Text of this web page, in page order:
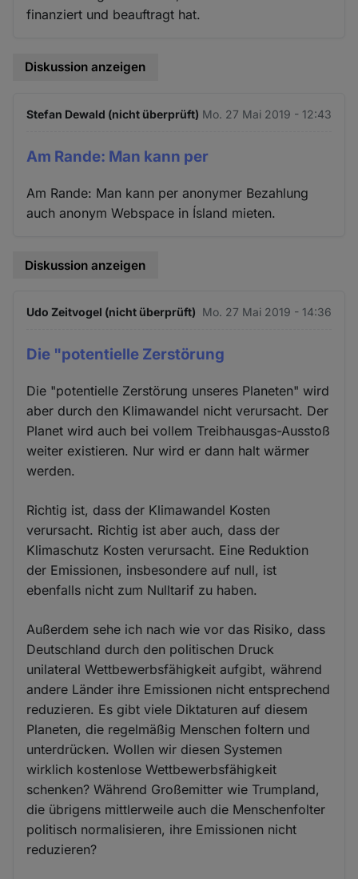
finanziert und beauftragt hat.
Diskussion anzeigen
Stefan Dewald (nicht überprüft) Mo. 27 Mai 2019 - 12:43
Am Rande: Man kann per
Am Rande: Man kann per anonymer Bezahlung
auch anonym Webspace in Ísland mieten.
Diskussion anzeigen
Udo Zeitvogel (nicht überprüft) Mo. 27 Mai 2019 - 14:36
Die "potentielle Zerstörung
Die "potentielle Zerstörung unseres Planeten" wird
aber durch den Klimawandel nicht verursacht. Der
Planet wird auch bei vollem Treibhausgas-Ausstoß
weiter existieren. Nur wird er dann halt wärmer
werden.
Richtig ist, dass der Klimawandel Kosten
verursacht. Richtig ist aber auch, dass der
Klimaschutz Kosten verursacht. Eine Reduktion
der Emissionen, insbesondere auf null, ist
ebenfalls nicht zum Nulltarif zu haben.
Außerdem sehe ich nach wie vor das Risiko, dass
Deutschland durch den politischen Druck
unilateral Wettbewerbsfähigkeit aufgibt, während
andere Länder ihre Emissionen nicht entsprechend
reduzieren. Es gibt viele Diktaturen auf diesem
Planeten, die regelmäßig Menschen foltern und
unterdrücken. Wollen wir diesen Systemen
wirklich kostenlose Wettbewerbsfähigkeit
schenken? Während Großemitter wie Trumpland,
die übrigens mittlerweile auch die Menschenfolter
politisch normalisieren, ihre Emissionen nicht
reduzieren?